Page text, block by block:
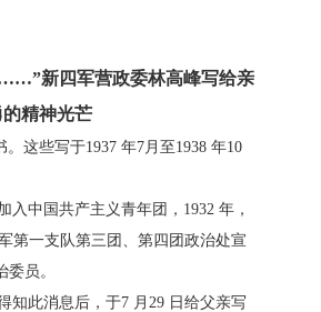
……”新四军营政委林高峰写给亲
精神光芒
这些写于1937 年7月至1938 年10
入中国共产主义青年团，1932 年，
第一支队第三团、第四团政治处宣
员。
知此消息后，于7 月 29 日给父亲写